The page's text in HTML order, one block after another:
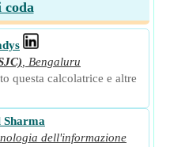
Bengaluru
questa calcolatrice e altre
dell'informazione